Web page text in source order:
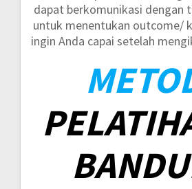
dapat berkomunikasi dengan
untuk menentukan outcome/
ingin Anda capai setelah